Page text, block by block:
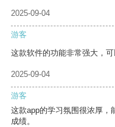
2025-09-04
游客
这款软件的功能非常强大，可
2025-09-04
游客
这款app的学习氛围很浓厚，
成绩。